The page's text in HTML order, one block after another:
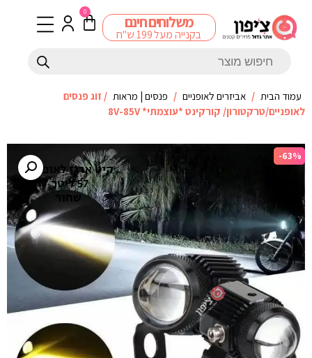
משלוחים חינם
בקנייה מעל 199 ש"ח
0
עמוד הבית / אביזרים לאופניים / פנסים | מראות / זוג פנסים
לאופניים/טרקטורון/ קורקינט *עוצמתי* 8V-85V
-63%